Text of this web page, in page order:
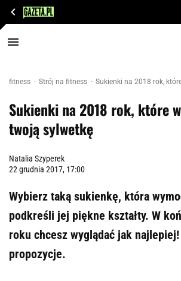
fitness Strój na fitness Sukienki na 2018 rok,
Sukienki na 2018 rok, które
twoją sylwetkę
Natalia Szyperek
22 grudnia 2017, 17:00
Wybierz taką sukienkę, która
podkreśli jej piękne kształty. W
roku chcesz wyglądać jak
propozycje.